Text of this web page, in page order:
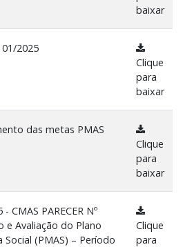
baixar
2025
Clique
para
baixar
das metas PMAS
Clique
para
baixar
CMAS PARECER Nº
Avaliação do Plano
(PMAS) – Período
Clique
para